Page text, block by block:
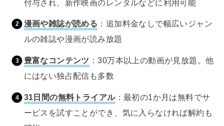
付与され、新作映画のレンタルなどに利用可能
漫画や雑誌が読める ：追加料金なしで幅広いジャン
ルの雑誌や漫画が読み放題
豊富なコンテンツ ：30万本以上の動画が見放題。他
にはない独占配信も多数
31日間の無料トライアル：最初の1か月は無料でサ
ービスを試すことができ、気に入らなければ解約も